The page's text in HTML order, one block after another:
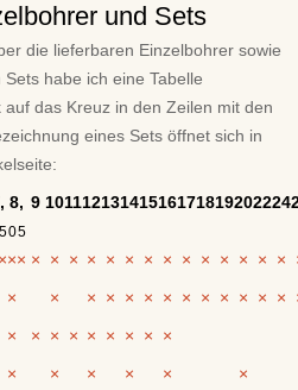
und Sets
die lieferbaren Einzelbohrer sowie
habe ich eine Tabelle
das Kreuz in den Zeilen mit den
eines Sets öffnet sich in
8, 9 10111213141516171819202224
505
××× × × × × × × × × × × × × × ×
× × × × × × × × × × × × ×
× × × × × × × ×
×
× × × × × ×